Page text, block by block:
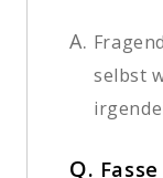
A.
selbst
Q.